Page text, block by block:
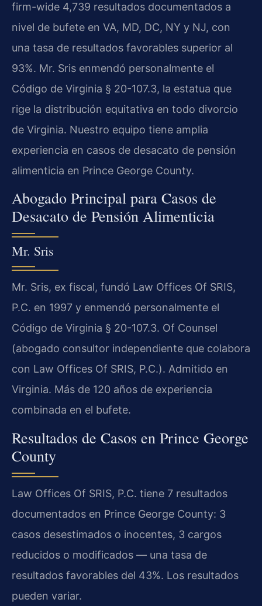
firm-wide 4,739 resultados documentados a
nivel de bufete en VA, MD, DC, NY y NJ, con
una tasa de resultados favorables superior al
93%. Mr. Sris enmendó personalmente el
Código de Virginia § 20-107.3, la estatua que
rige la distribución equitativa en todo divorcio
de Virginia. Nuestro equipo tiene amplia
experiencia en casos de desacato de pensión
alimenticia en Prince George County.
Abogado Principal para Casos de
Desacato de Pensión Alimenticia
Mr. Sris
Mr. Sris, ex fiscal, fundó Law Offices Of SRIS,
P.C. en 1997 y enmendó personalmente el
Código de Virginia § 20-107.3. Of Counsel
(abogado consultor independiente que colabora
con Law Offices Of SRIS, P.C.). Admitido en
Virginia. Más de 120 años de experiencia
combinada en el bufete.
Resultados de Casos en Prince George
County
Law Offices Of SRIS, P.C. tiene 7 resultados
documentados en Prince George County: 3
casos desestimados o inocentes, 3 cargos
reducidos o modificados — una tasa de
resultados favorables del 43%. Los resultados
pueden variar.